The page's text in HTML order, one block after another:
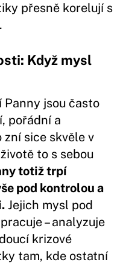
přesně korelují s
Když mysl
Panny jsou často
pořádní a
sice skvěle v
to s sebou
totiž trpí
pod kontrolou a
Jejich mysl pod
– analyzuje
krizové
tam, kde ostatní